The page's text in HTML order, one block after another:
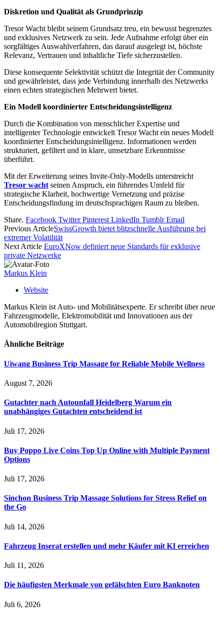
Diskretion und Qualität als Grundprinzip
Tresor Wacht bleibt seinem Grundsatz treu, ein bewusst begrenztes
und exklusives Netzwerk zu sein. Jede Aufnahme erfolgt über ein
sorgfältiges Auswahlverfahren, das darauf ausgelegt ist, höchste
Relevanz, Vertrauen und inhaltliche Tiefe sicherzustellen.
Diese konsequente Selektivität schützt die Integrität der Community
und gewährleistet, dass jede Verbindung innerhalb des Netzwerks
einen echten strategischen Mehrwert bietet.
Ein Modell koordinierter Entscheidungsintelligenz
Durch die Kombination von menschlicher Expertise und
intelligenter Technologie entwickelt Tresor Wacht ein neues Modell
koordinierter Entscheidungsintelligenz. Informationen werden
strukturiert, gefiltert und in klare, umsetzbare Erkenntnisse
überführt.
Mit der Erweiterung seines Invite-Only-Modells unterstreicht
Tresor wacht seinen Anspruch, ein führendes Umfeld für
strategische Klarheit, hochwertige Vernetzung und präzise
Entscheidungsfindung im deutschsprachigen Raum zu bleiben.
Share. Facebook Twitter Pinterest LinkedIn Tumblr Email
Previous ArticleSwissGrowth bietet blitzschnelle Ausführung bei
extremer Volatilität
Next Article EuroXNow definiert neue Standards für exklusive
private Netzwerke
Markus Klein
Website
Markus Klein ist Auto- und Mobilitätsexperte. Er schreibt über neue
Fahrzeugmodelle, Elektromobilität und Innovationen aus der
Automobilregion Stuttgart.
Ähnliche Beiträge
Uiwang Business Trip Massage for Reliable Mobile Wellness
August 7, 2026
Gutachter nach Autounfall Heidelberg Warum ein
unabhängiges Gutachten entscheidend ist
Juli 17, 2026
Buy Poppo Live Coins Top Up Online with Multiple Payment
Options
Juli 17, 2026
Sinchon Business Trip Massage Solutions for Stress Relief on
the Go
Juli 14, 2026
Fahrzeug Inserat erstellen und mehr Käufer mit KI erreichen
Juli 11, 2026
Die häufigsten Merkmale von gefälschten Euro Banknoten
Juli 6, 2026